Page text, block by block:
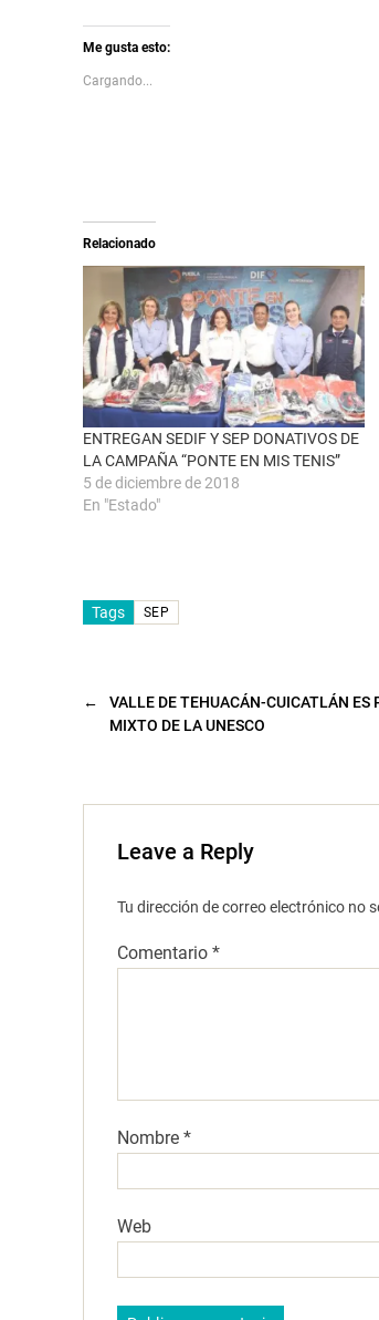
k
t
o
s
h
e
a
b
r
n
u
n
a
v
e
n
t
a
n
a
n
u
e
v
l
i
t
r
e
F
a
c
e
b
o
o
k
(
S
e
a
b
r
e
e
n
t
u
e
v
a
Me gusta esto:
Cargando...
Relacionado
ENTREGAN SEDIF Y SEP DONATIVOS DE
LA CAMPAÑA “PONTE EN MIS TENIS”
5 de diciembre de 2018
En "Estado"
Tags SEP
←
VALLE DE TEHUACÁN-CUICATLÁN ES
MIXTO DE LA UNESCO
Leave a Reply
Tu dirección de correo electrónico no
Comentario *
Nombre *
Web